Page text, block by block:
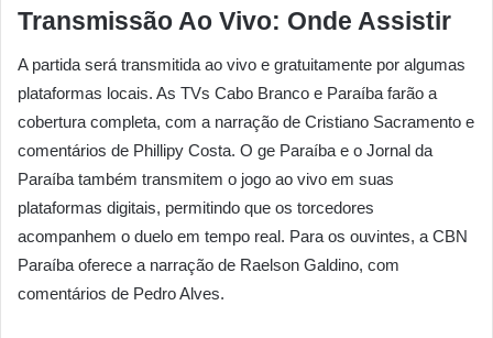
Transmissão Ao Vivo: Onde Assistir
A partida será transmitida ao vivo e gratuitamente por algumas
plataformas locais. As TVs Cabo Branco e Paraíba farão a
cobertura completa, com a narração de Cristiano Sacramento e
comentários de Phillipy Costa. O ge Paraíba e o Jornal da
Paraíba também transmitem o jogo ao vivo em suas
plataformas digitais, permitindo que os torcedores
acompanhem o duelo em tempo real. Para os ouvintes, a CBN
Paraíba oferece a narração de Raelson Galdino, com
comentários de Pedro Alves.